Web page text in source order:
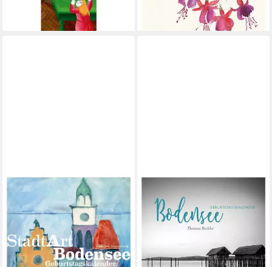
ab 10,95 €
lieferbar - in 3-4 Werktagen bei dir
ab 15,95 €
lieferbar - in 3-4 Werktagen bei dir
STADLER
Geburtstagskalender StadtArt
Bodensee. Immerwährender
Geburtstags- und
Tischkalender
ab 15,95 €
lieferbar - in 3-4 Werktagen bei dir
Wandkalender Bodensee.
Immerwährender
Geburtstags- und
lieferbar - in 3-4 Werktagen bei dir